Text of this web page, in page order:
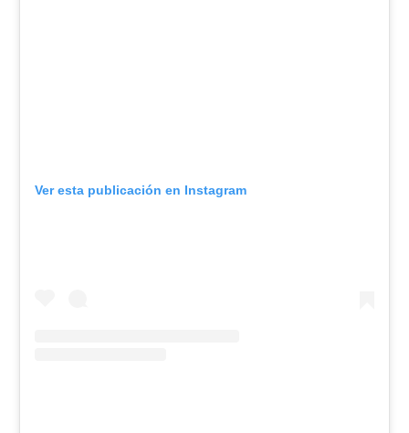
Ver esta publicación en Instagram